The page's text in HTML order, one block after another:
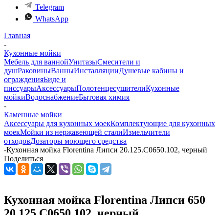
Telegram
WhatsApp
Главная
-
Кухонные мойки
Мебель для ваннойУнитазыСмесители и
душРаковиныВанныИнсталляцииДушевые кабины и
огражденияБиде и
писсуарыАксессуарыПолотенцесушителиКухонные
мойкиВодоснабжениеБытовая химия
-
Каменные мойки
Аксессуары для кухонных моекКомплектующие для кухонных
моекМойки из нержавеющей сталиИзмельчители
отходовДозаторы моющего средства
-Кухонная мойка Florentina Липси 20.125.C0650.102, черный
Поделиться
Кухонная мойка Florentina Липси 650